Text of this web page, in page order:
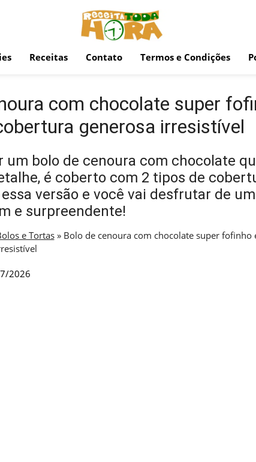
Receitas Contato Termos e Condições
com chocolate super
generosa irresistível
um bolo de cenoura com chocolate
é coberto com 2 tipos de
versão e você vai desfrutar de
e surpreendente!
e Tortas» Bolo de cenoura com chocolate super fofinho
2026